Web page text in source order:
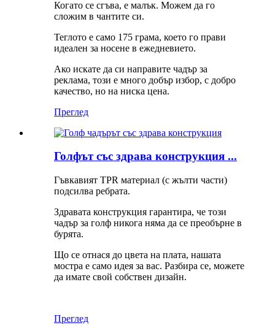
Когато се сгъва, е малък. Можем да го
сложим в чантите си.
Теглото е само 175 грама, което го прави
идеален за носене в ежедневието.
Ако искате да си направите чадър за
реклама, този е много добър избор, с добро
качество, но на ниска цена.
Преглед
Голфът със здрава конструкция ...
Гъвкавият TPR материал (с жълти части)
подсилва ребрата.
Здравата конструкция гарантира, че този
чадър за голф никога няма да се преобърне в
бурята.
Що се отнася до цвета на плата, нашата
мостра е само идея за вас. Разбира се, можете
да имате свой собствен дизайн.
Преглед